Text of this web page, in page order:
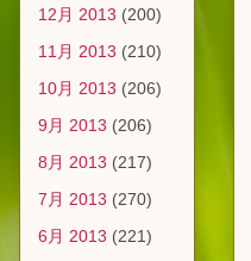
12月 2013 (200)
11月 2013 (210)
10月 2013 (206)
9月 2013 (206)
8月 2013 (217)
7月 2013 (270)
6月 2013 (221)